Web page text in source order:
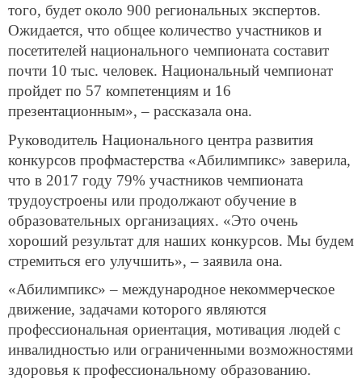
того, будет около 900 региональных экспертов.
Ожидается, что общее количество участников и
посетителей национального чемпионата составит
почти 10 тыс. человек. Национальный чемпионат
пройдет по 57 компетенциям и 16
презентационным», – рассказала она.
Руководитель Национального центра развития
конкурсов профмастерства «Абилимпикс» заверила,
что в 2017 году 79% участников чемпионата
трудоустроены или продолжают обучение в
образовательных организациях. «Это очень
хороший результат для наших конкурсов. Мы будем
стремиться его улучшить», – заявила она.
«Абилимпикс» – международное некоммерческое
движение, задачами которого являются
профессиональная ориентация, мотивация людей с
инвалидностью или ограниченными возможностями
здоровья к профессиональному образованию.